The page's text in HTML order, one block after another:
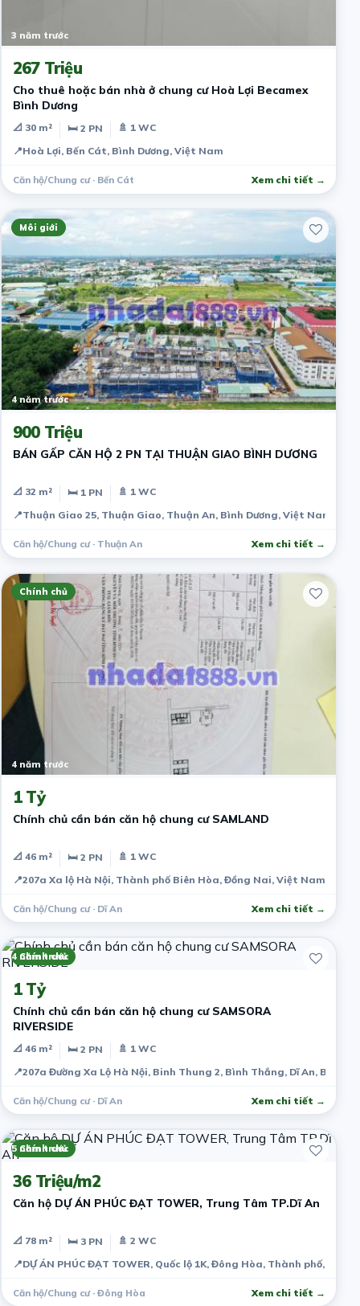
3 năm trước
267 Triệu
Cho thuê hoặc bán nhà ở chung cư Hoà Lợi Becamex
Bình Dương
📐 30 m² 🛏 2 PN
🚿 1 WC
📍Hoà Lợi, Bến Cát, Bình Dương, Việt Nam
Căn hộ/Chung cư · Bến Cát Xem chi tiết →
Môi giới
4 năm trước
900 Triệu
BÁN GẤP CĂN HỘ 2 PN TẠI THUẬN GIAO BÌNH DƯƠNG
📐 32 m² 🛏 1 PN
🚿 1 WC
📍Thuận Giao 25, Thuận Giao, Thuận An, Bình Dương, Việt Nam
Căn hộ/Chung cư · Thuận An Xem chi tiết →
Chính chủ
4 năm trước
1 Tỷ
Chính chủ cần bán căn hộ chung cư SAMLAND
📐 46 m² 🛏 2 PN
🚿 1 WC
📍207a Xa lộ Hà Nội, Thành phố Biên Hòa, Đồng Nai, Việt Nam
Căn hộ/Chung cư · Dĩ An Xem chi tiết →
Chính chủ
4 năm trước
1 Tỷ
Chính chủ cần bán căn hộ chung cư SAMSORA
RIVERSIDE
📐 46 m² 🛏 2 PN
🚿 1 WC
📍207a Đường Xa Lộ Hà Nội, Binh Thung 2, Bình Thắng, Dĩ An, Bình
Căn hộ/Chung cư · Dĩ An Xem chi tiết →
Chính chủ
5 năm trước
36 Triệu/m2
Căn hộ DỰ ÁN PHÚC ĐẠT TOWER, Trung Tâm TP.Dĩ An
📐 78 m² 🛏 3 PN
🚿 2 WC
📍DỰ ÁN PHÚC ĐẠT TOWER, Quốc lộ 1K, Đông Hòa, Thành phố, Bình
Căn hộ/Chung cư · Đông Hòa Xem chi tiết →